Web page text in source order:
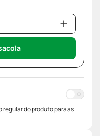
regular do produto para as